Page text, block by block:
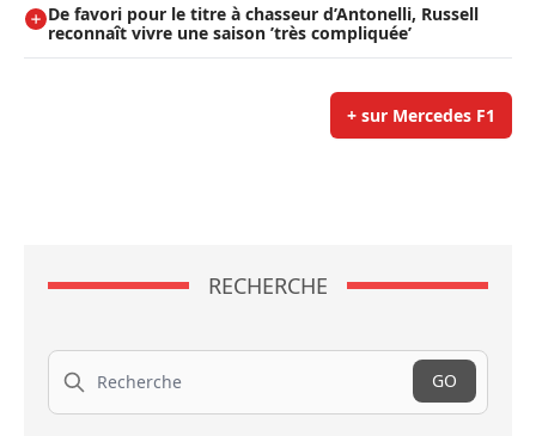
De favori pour le titre à chasseur d’Antonelli, Russell
reconnaît vivre une saison ’très compliquée’
+ sur Mercedes F1
RECHERCHE
Recherche
GO